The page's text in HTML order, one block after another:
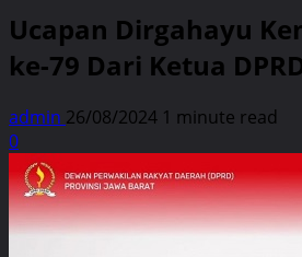
Ucapan Dirgahayu
ke-79 Dari Ketua
admin 26/08/2024 1 minute read
0